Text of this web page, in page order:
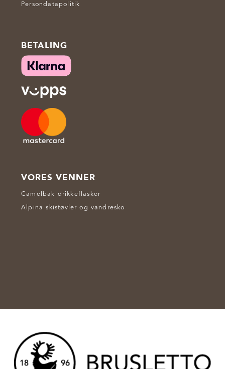
Persondatapolitik
BETALING
VORES VENNER
Camelbak drikkeflasker
Alpina skistøvler og vandresko